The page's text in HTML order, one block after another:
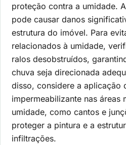
proteção contra a umidade.
pode causar danos
estrutura do imóvel. Para
relacionados à umidade,
ralos desobstruídos,
chuva seja direcionada
disso, considere a aplicação
impermeabilizante nas áreas
umidade, como cantos e
proteger a pintura e a
infiltrações.